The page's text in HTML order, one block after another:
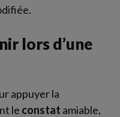
lors d’une
appuyer la
le constat amiable,